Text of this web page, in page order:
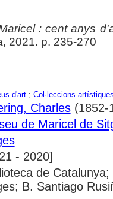
: cent anys
2021. p. 235-270
d'art; Col·leccions
Charles(1852-
de Maricel de
- 2020]
de
B. Santiago